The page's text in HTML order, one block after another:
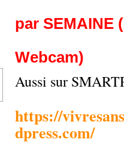
par SEMAINE
Webcam)
Aussi sur
https://
dpress.com/